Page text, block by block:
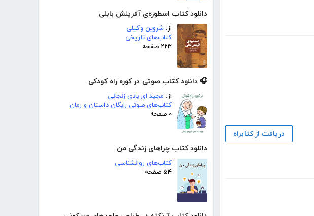
دانلود کتاب اسطوره‌ی آفرینش بابلی
از: شروین وکیلی
کتاب‌های تاریخی
۲۲۳ صفحه
🎧 دانلود کتاب صوتی در کوره راه کودکی
از: مجید اوریادی زنجانی
کتاب‌های صوتی رایگان داستان و رمان
۰ صفحه
دانلود کتاب چراهای زندگی من
کتاب‌های روانشناسی
۵۴ صفحه
دریافت از کتابراه